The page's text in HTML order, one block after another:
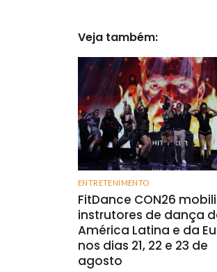
Veja também:
ENTRETENIMENTO
FitDance CON26
instrutores de dança
América Latina e da
nos dias 21, 22 e 23 de
agosto